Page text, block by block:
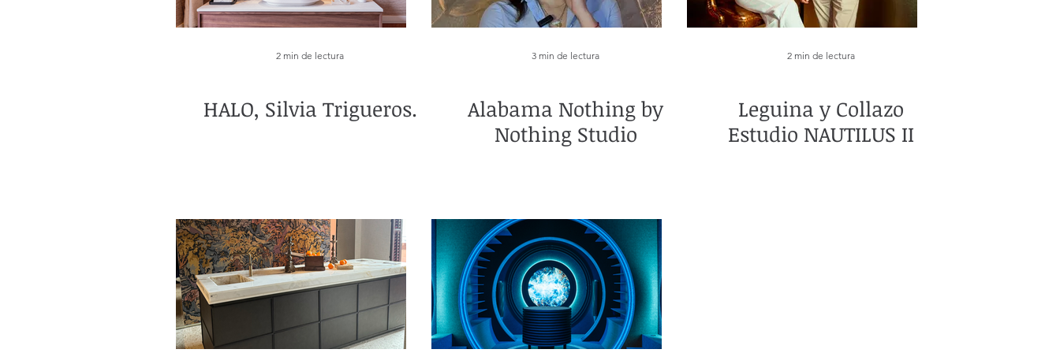
2 min de lectura
HALO, Silvia Trigueros.
3 min de lectura
Alabama Nothing by
Nothing Studio
2 min de lectura
Leguina y Collazo
Estudio NAUTILUS II